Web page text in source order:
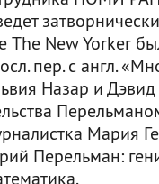
The New Yorker
пер. с англ.
Назар и Дэвид
Мария
Перельман: